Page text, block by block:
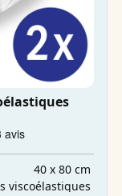
40 x 80 cm
viscoélastiques